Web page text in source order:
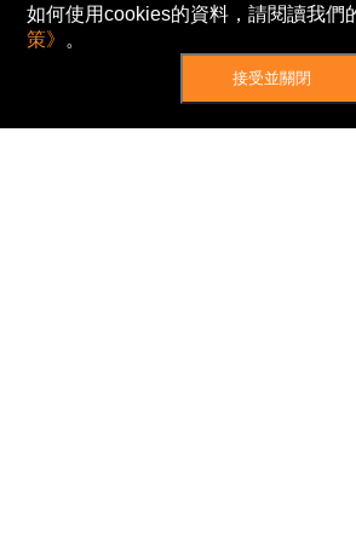
如何使用cookies的資料，請閱讀我們
策》 。
接受並關閉